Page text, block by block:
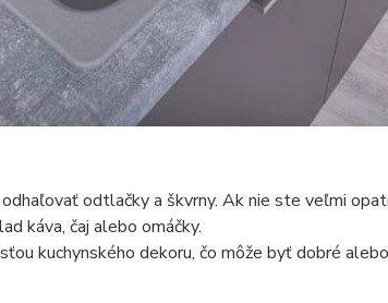
odtlačky a škvrny. Ak nie ste veľmi
káva, čaj alebo omáčky.
kuchynského dekoru, čo môže byť dobré